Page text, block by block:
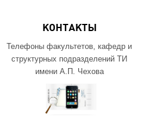
КОНТАКТЫ
Телефоны факультетов, кафедр и
структурных подразделений ТИ
имени А.П. Чехова